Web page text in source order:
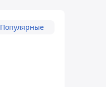
Популярные